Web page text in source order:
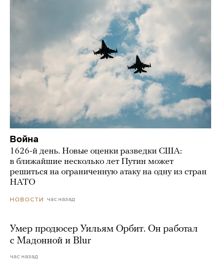
Война
1626-й день. Новые оценки разведки США:
в ближайшие несколько лет Путин может
решиться на ограниченную атаку на одну из стран
НАТО
НОВОСТИ час назад
Умер продюсер Уильям Орбит. Он работал
с Мадонной и Blur
час назад